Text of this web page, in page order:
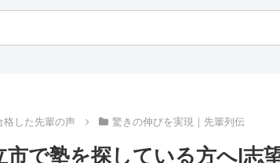
格した先輩の声 驚きの伸びを実現｜先輩列伝
市で塾を探している方へ|志